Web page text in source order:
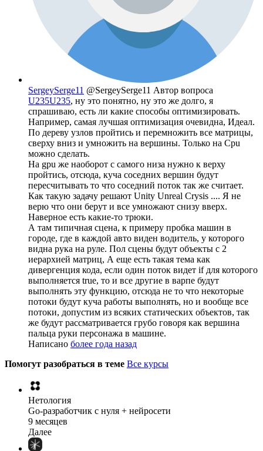
SergeySerge11 @SergeySerge11 Автор вопроса
U235U235, ну это понятно, ну это же долго, я
спрашиваю, есть ли какие способы оптимизировать.
Например, самая лучшая оптимизация очевидна, Идеал.
По дереву узлов пройтись и перемножить все матрицы,
сверху вниз и умножить на вершины. Только на Cpu
можно сделать.
На gpu же наоборот с самого низа нужно к верху
пройтись, отсюда, куча соседних вершин будут
пересчитывать то что соседний поток так же считает.
Как такую задачу решают Unity Unreal Crysis .... Я не
верю что они берут и все умножают снизу вверх.
Наверное есть какие-то трюки.
А там типичная сцена, к примеру пробка машин в
городе, где в каждой авто виден водитель, у которого
видна рука на руле. Пол сцены будут объекты с 2
иерархией матриц, А еще есть такая тема как
дивергенция кода, если один поток видет if для которого
выполняется true, то и все другие в варпе будут
выполнять эту функцию, отсюда не то что некоторые
потоки будут куча работы выполнять, но и вообще все
потоки, допустим из всяких статических объектов, так
же будут рассматривается грубо говоря как вершина
пальца руки персонажа в машине.
Написано более года назад
Помогут разобраться в теме Все курсы
Нетология
Go-разработчик с нуля + нейросети
9 месяцев
Далее